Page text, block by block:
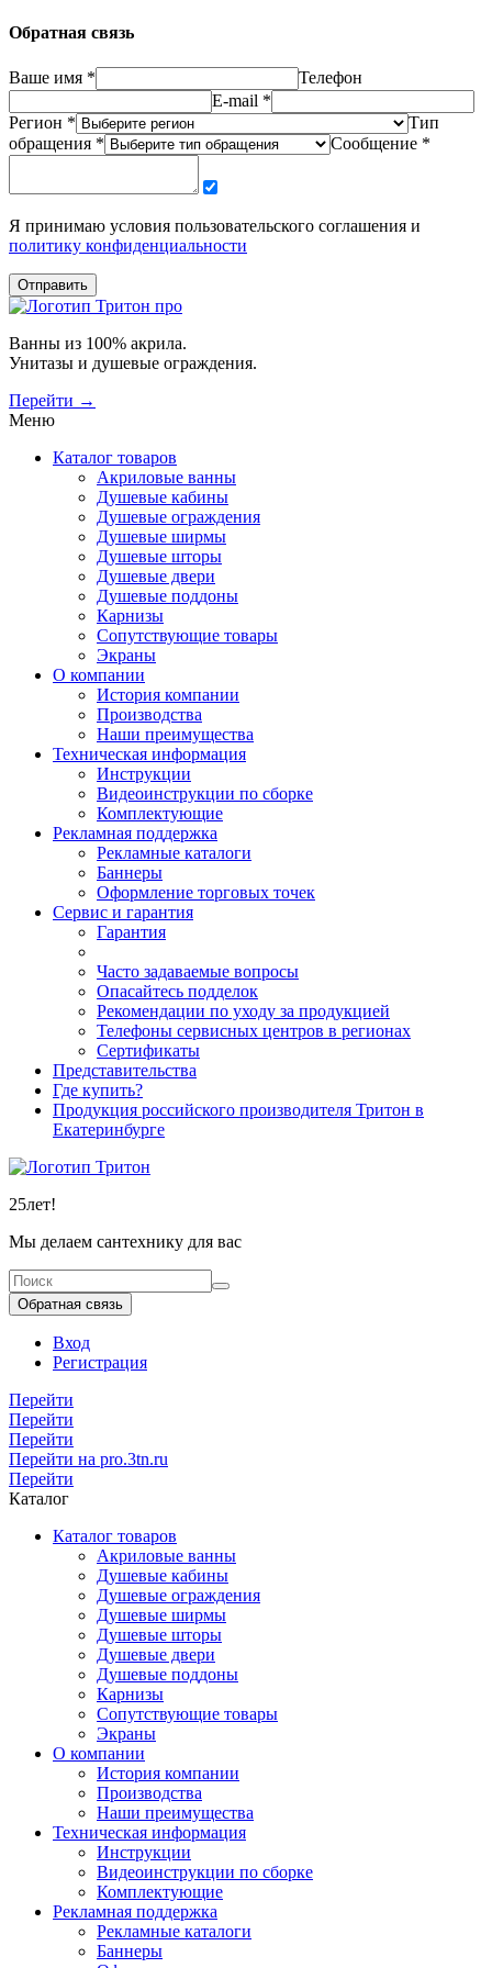
Обратная связь
Ваше имя *
Телефон
E-mail *
Регион *
Тип
обращения *
Сообщение *
Я принимаю условия пользовательского соглашения и
политику конфиденциальности
Отправить
Ванны из 100% акрила.
Унитазы и душевые ограждения.
Перейти →
Меню
Каталог товаров
Акриловые ванны
Душевые кабины
Душевые ограждения
Душевые ширмы
Душевые шторы
Душевые двери
Душевые поддоны
Карнизы
Сопутствующие товары
Экраны
О компании
История компании
Производства
Наши преимущества
Техническая информация
Инструкции
Видеоинструкции по сборке
Комплектующие
Рекламная поддержка
Рекламные каталоги
Баннеры
Оформление торговых точек
Сервис и гарантия
Гарантия
Часто задаваемые вопросы
Опасайтесь подделок
Рекомендации по уходу за продукцией
Телефоны сервисных центров в регионах
Сертификаты
Представительства
Где купить?
Продукция российского производителя Тритон в
Екатеринбурге
25лет!
Мы делаем сантехнику для вас
Обратная связь
Вход
Регистрация
Перейти
Перейти
Перейти
Перейти на pro.3tn.ru
Перейти
Каталог
Каталог товаров
Акриловые ванны
Душевые кабины
Душевые ограждения
Душевые ширмы
Душевые шторы
Душевые двери
Душевые поддоны
Карнизы
Сопутствующие товары
Экраны
О компании
История компании
Производства
Наши преимущества
Техническая информация
Инструкции
Видеоинструкции по сборке
Комплектующие
Рекламная поддержка
Рекламные каталоги
Баннеры